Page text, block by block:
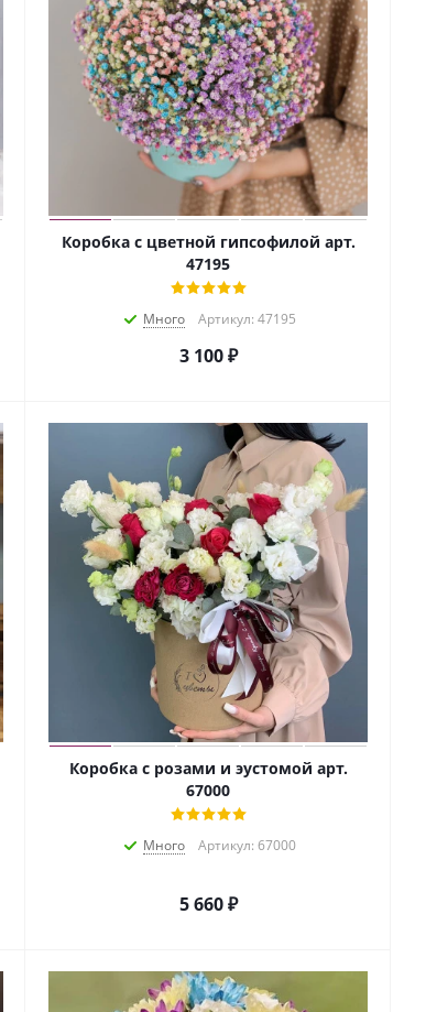
Коробка с цветной гипсофилой арт.
47195
Много Артикул: 47195
3 100₽
Коробка с розами и эустомой арт.
67000
Много Артикул: 67000
5 660₽